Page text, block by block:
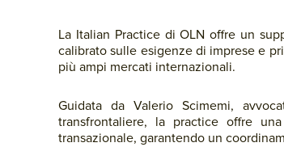
La Italian Practice di OLN offre un
calibrato sulle esigenze di imprese e
più ampi mercati internazionali.
Guidata da Valerio Scimemi,
transfrontaliere, la practice offre
transazionale, garantendo un